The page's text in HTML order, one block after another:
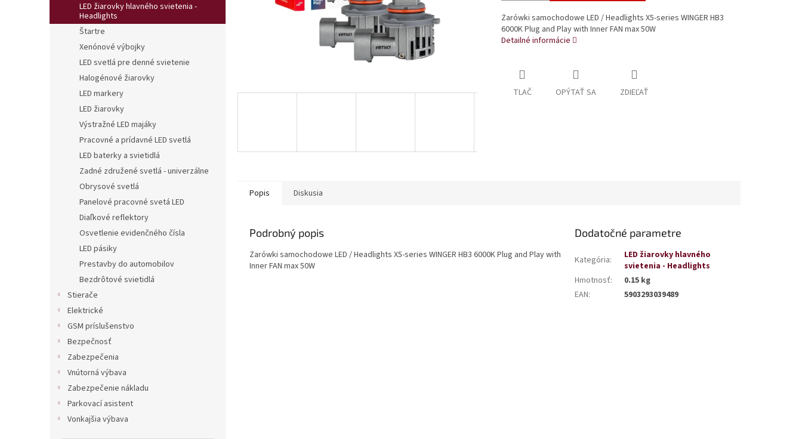
LED žiarovky hlavného svietenia -
Headlights
Štartre
Xenónové výbojky
LED svetlá pre denné svietenie
Halogénové žiarovky
LED markery
LED žiarovky
Výstražné LED majáky
Pracovné a prídavné LED svetlá
LED baterky a svietidlá
Zadné združené svetlá - univerzálne
Obrysové svetlá
Panelové pracovné svetá LED
Diaľkové reflektory
Osvetlenie evidenčného čísla
LED pásiky
Prestavby do automobilov
Bezdrôtové svietidlá
Stierače
Elektrické
GSM príslušenstvo
Bezpečnosť
Zabezpečenia
Vnútorná výbava
Zabezpečenie nákladu
Parkovací asistent
Vonkajšia výbava
Żarówki samochodowe LED / Headlights X5-series WINGER HB3
6000K Plug and Play with Inner FAN max 50W
Detailné informácie
TLAČ OPÝTAŤ SA ZDIEĽAŤ
Popis Diskusia
Podrobný popis
Żarówki samochodowe LED / Headlights X5-series WINGER HB3 6000K Plug and Play with
Inner FAN max 50W
Dodatočné parametre
Kategória:
LED žiarovky hlavného
svietenia - Headlights
Hmotnosť:
0.15 kg
EAN: 5903293039489